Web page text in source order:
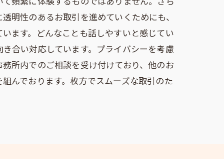
明性のあるお取引を進めていくためにも、
ます。どんなことも話しやすいと感じてい
合い対応しています。プライバシーを考慮
所内でのご相談を受け付けており、他のお
んでおります。枚方でスムーズな取引のた